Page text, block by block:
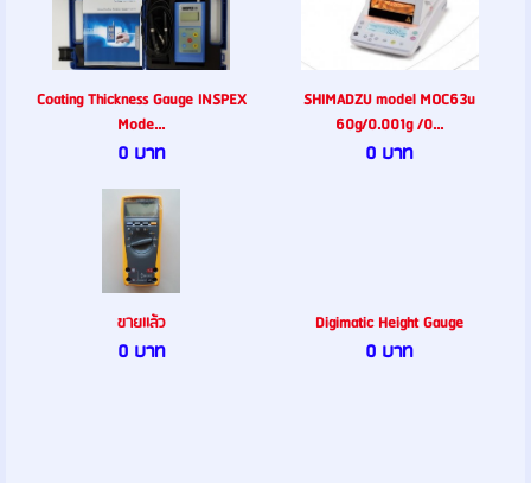
Coating Thickness Gauge INSPEX
Mode...
0 บาท
SHIMADZU model MOC63u
60g/0.001g /0...
0 บาท
ขายเเล้ว
0 บาท
Digimatic Height Gauge
0 บาท